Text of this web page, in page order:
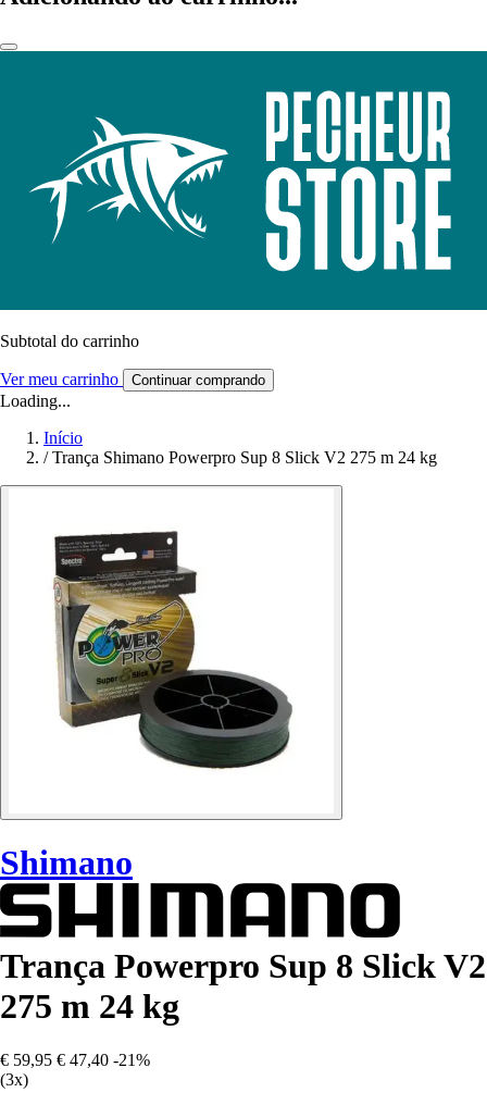
Subtotal do carrinho
Ver meu carrinho Continuar comprando
Loading...
Início
/ Trança Shimano Powerpro Sup 8 Slick V2 275 m 24 kg
Shimano
Trança Powerpro Sup 8 Slick V2
275 m 24 kg
€ 59,95 € 47,40 -21%
(3x)